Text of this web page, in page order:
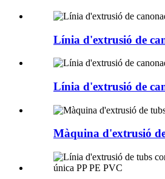
Línia d'extrusió de
Línia d'extrusió de
Màquina d'extrusió